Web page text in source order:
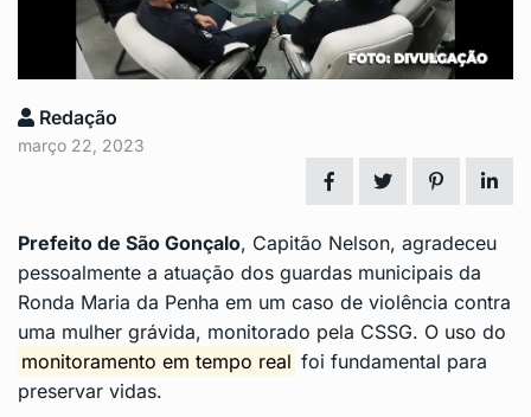
Redação
março 22, 2023
Prefeito de São Gonçalo, Capitão Nelson, agradeceu
pessoalmente a atuação dos guardas municipais da
Ronda Maria da Penha em um caso de violência contra
uma mulher grávida, monitorado pela CSSG. O uso do
monitoramento em tempo real foi fundamental para
preservar vidas.